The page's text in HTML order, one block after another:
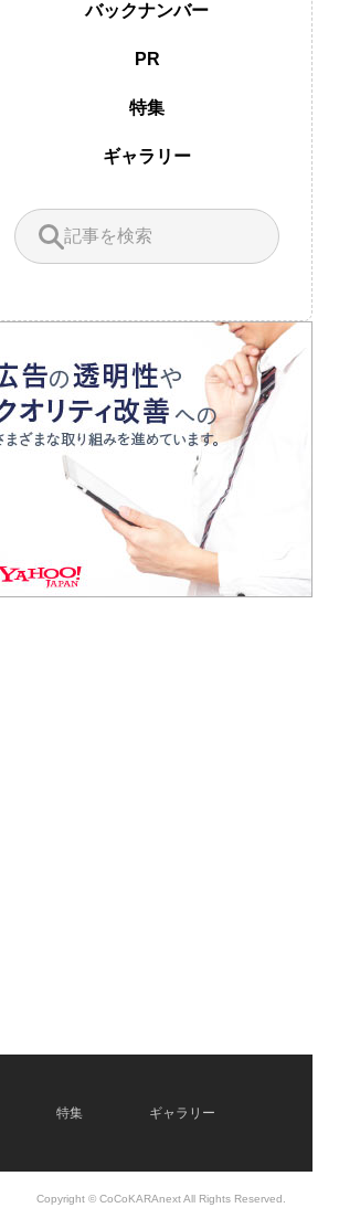
バックナンバー
PR
特集
ギャラリー
特集 ギャラリー
Copyright © CoCoKARAnext All Rights Reserved.